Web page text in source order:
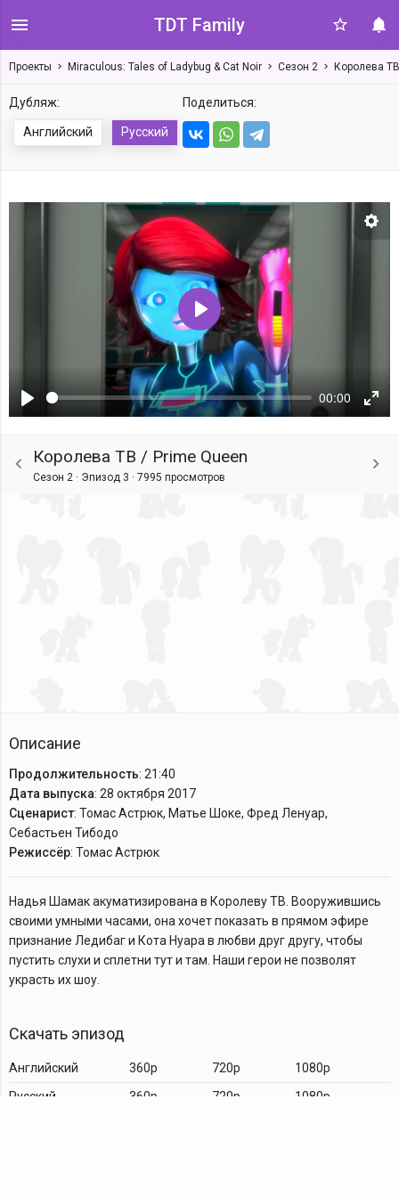
TDT Family
Проекты Miraculous: Tales of Ladybug & Cat Noir Сезон 2 Королева
Дубляж:
Английский Русский
Поделиться:
Воспроизвести
00:00
Воспроизвести
Королева ТВ / Prime Queen
Сезон 2 · Эпизод 3 · 7995 просмотров
Описание
Продолжительность: 21:40
Дата выпуска: 28 октября 2017
Сценарист: Томас Астрюк, Матье Шоке, Фред Ленуар,
Себастьен Тибодо
Режиссёр: Томас Астрюк
Надья Шамак акуматизирована в Королеву ТВ. Вооружившись
своими умными часами, она хочет показать в прямом эфире
признание Ледибаг и Кота Нуара в любви друг другу, чтобы
пустить слухи и сплетни тут и там. Наши герои не позволят
украсть их шоу.
Скачать эпизод
Английский 360p 720p
1080p
Русский
360p 720p 1080p